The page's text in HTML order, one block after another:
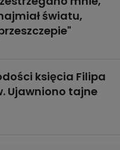
światu,
księcia Filipa
Ujawniono tajne